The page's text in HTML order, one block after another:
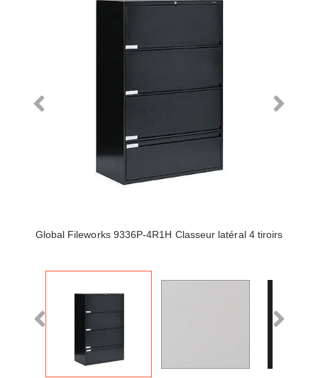
Global Fileworks 9336P-4R1H Classeur latéral 4 tiroirs